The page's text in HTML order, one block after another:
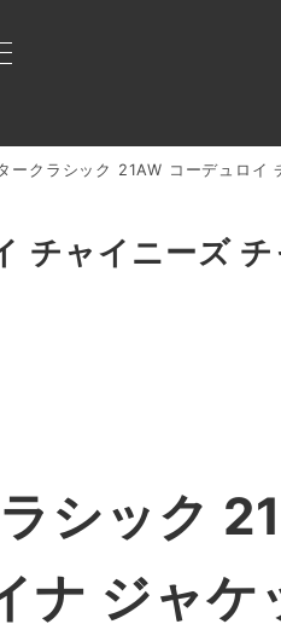
ークラシック 21AW コーデュロイ
チャイニーズ
シック
ナ ジャ